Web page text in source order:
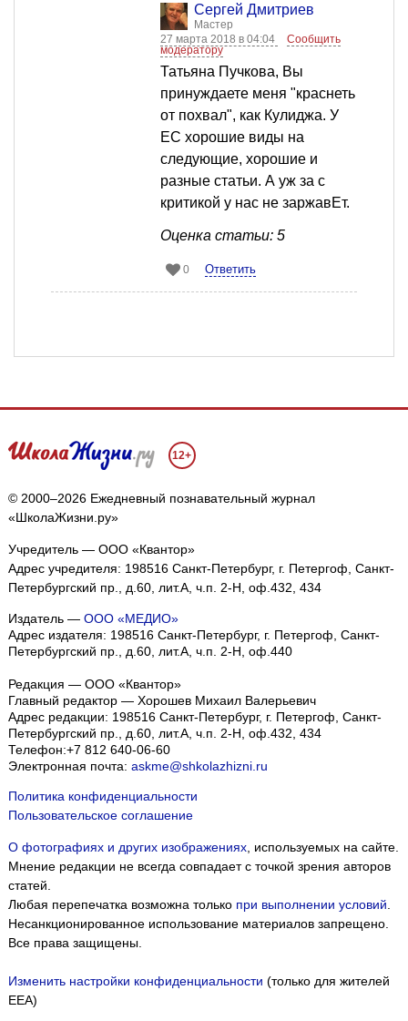
Сергей Дмитриев
Мастер
27 марта 2018 в 04:04
Сообщить
модератору
Татьяна Пучкова, Вы
принуждаете меня "краснеть
от похвал", как Кулиджа. У
ЕС хорошие виды на
следующие, хорошие и
разные статьи. А уж за с
критикой у нас не заржавЕт.
Оценка статьи: 5
0 Ответить
12+
© 2000–2026 Ежедневный познавательный журнал
«ШколаЖизни.ру»
Учредитель — ООО «Квантор»
Адрес учредителя: 198516 Санкт-Петербург, г. Петергоф, Санкт-
Петербургский пр., д.60, лит.А, ч.п. 2-Н, оф.432, 434
Издатель — ООО «МЕДИО»
Адрес издателя: 198516 Санкт-Петербург, г. Петергоф, Санкт-
Петербургский пр., д.60, лит.А, ч.п. 2-Н, оф.440
Редакция — ООО «Квантор»
Главный редактор — Хорошев Михаил Валерьевич
Адрес редакции: 198516 Санкт-Петербург, г. Петергоф Санкт-
Петербургский пр., д.60, лит.А, ч.п. 2-Н, оф.432, 434
Телефон:+7 812 640-06-60
Электронная почта: askme@shkolazhizni.ru
Политика конфиденциальности
Пользовательское соглашение
О фотографиях и других изображениях, используемых на сайте.
Мнение редакции не всегда совпадает с точкой зрения авторов
статей.
Любая перепечатка возможна только при выполнении условий
Несанкционированное использование материалов запрещено.
Все права защищены.
Изменить настройки конфиденциальности (только для жителей
EEA)